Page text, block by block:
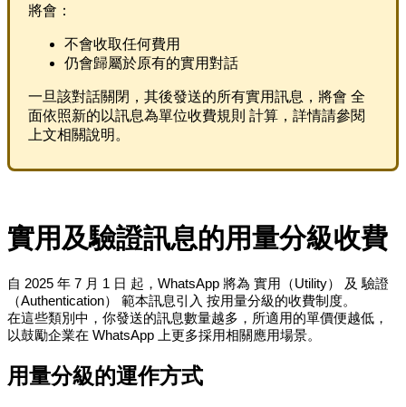
將會：
不會收取任何費用
仍會歸屬於原有的實用對話
一旦該對話關閉，其後發送的所有實用訊息，將會 全
面依照新的以訊息為單位收費規則 計算，詳情請參閱
上文相關說明。
實用及驗證訊息的用量分級收費
自 2025 年 7 月 1 日 起，WhatsApp 將為 實用（Utility） 及 驗證
（Authentication） 範本訊息引入 按用量分級的收費制度。
在這些類別中，你發送的訊息數量越多，所適用的單價便越低，
以鼓勵企業在 WhatsApp 上更多採用相關應用場景。
用量分級的運作方式